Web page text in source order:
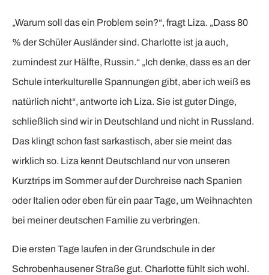
„Warum soll das ein Problem sein?“, fragt Liza. „Dass 80
% der Schüler Ausländer sind. Charlotte ist ja auch,
zumindest zur Hälfte, Russin.“ „Ich denke, dass es an der
Schule interkulturelle Spannungen gibt, aber ich weiß es
natürlich nicht“, antworte ich Liza. Sie ist guter Dinge,
schließlich sind wir in Deutschland und nicht in Russland.
Das klingt schon fast sarkastisch, aber sie meint das
wirklich so. Liza kennt Deutschland nur von unseren
Kurztrips im Sommer auf der Durchreise nach Spanien
oder Italien oder eben für ein paar Tage, um Weihnachten
bei meiner deutschen Familie zu verbringen.
Die ersten Tage laufen in der Grundschule in der
Schrobenhausener Straße gut. Charlotte fühlt sich wohl.